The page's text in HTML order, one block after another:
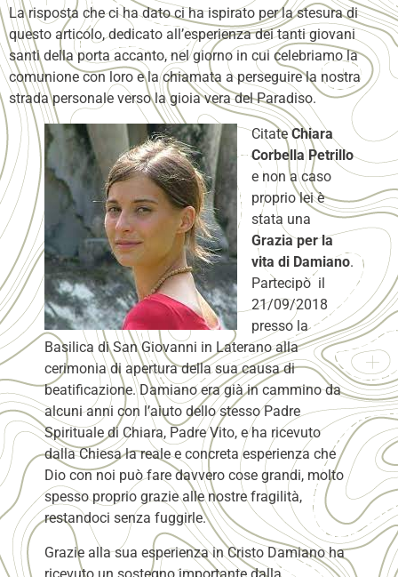
La risposta che ci ha dato ci ha ispirato per la stesura di
questo articolo, dedicato all’esperienza dei tanti giovani
santi della porta accanto, nel giorno in cui celebriamo la
comunione con loro e la chiamata a perseguire la nostra
strada personale verso la gioia vera del Paradiso.
CitateChiara
Corbella Petrillo
e non a caso
proprio lei è
stata una
Grazia per la
vita di Damiano.
Partecipò il
21/09/2018
presso la
Basilica di San Giovanni in Laterano alla
cerimonia di apertura della sua causa di
beatificazione. Damiano era già in cammino da
alcuni anni con l’aiuto dello stesso Padre
Spirituale di Chiara, Padre Vito, e ha ricevuto
dalla Chiesa la reale e concreta esperienza che
Dio con noi può fare davvero cose grandi, molto
spesso proprio grazie alle nostre fragilità,
restandoci senza fuggirle.
Grazie alla sua esperienza in Cristo Damiano ha